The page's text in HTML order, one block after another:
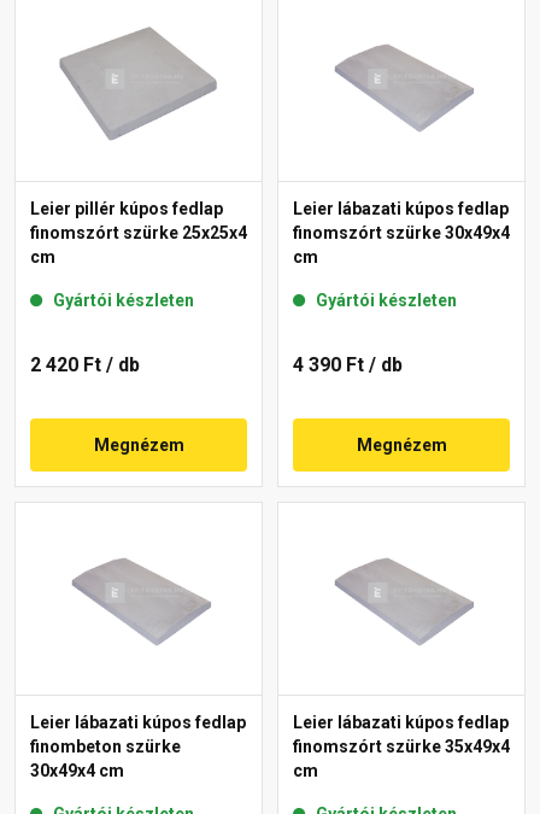
Leier pillér kúpos fedlap
finomszórt szürke 25x25x4
cm
Gyártói készleten
2 420 Ft / db
Megnézem
Leier lábazati kúpos fedlap
finomszórt szürke 30x49x4
cm
Gyártói készleten
4 390 Ft / db
Megnézem
Leier lábazati kúpos fedlap
finombeton szürke
30x49x4 cm
Leier lábazati kúpos fedlap
finomszórt szürke 35x49x4
cm